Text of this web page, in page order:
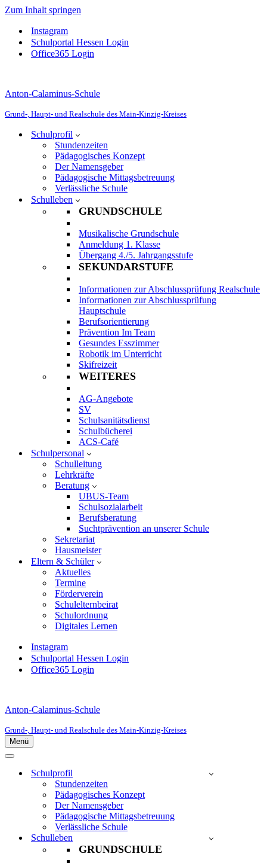
Zum Inhalt springen
Instagram
Schulportal Hessen Login
Office365 Login
Anton-Calaminus-Schule
Grund-, Haupt- und Realschule des Main-Kinzig-Kreises
Schulprofil
Stundenzeiten
Pädagogisches Konzept
Der Namensgeber
Pädagogische Mittagsbetreuung
Verlässliche Schule
Schulleben
GRUNDSCHULE
Musikalische Grundschule
Anmeldung 1. Klasse
Übergang 4./5. Jahrgangsstufe
SEKUNDARSTUFE
Informationen zur Abschlussprüfung Realschule
Informationen zur Abschlussprüfung
Hauptschule
Berufsorientierung
Prävention Im Team
Gesundes Esszimmer
Robotik im Unterricht
Skifreizeit
WEITERES
AG-Angebote
SV
Schulsanitätsdienst
Schulbücherei
ACS-Café
Schulpersonal
Schulleitung
Lehrkräfte
Beratung
UBUS-Team
Schulsozialarbeit
Berufsberatung
Suchtprävention an unserer Schule
Sekretariat
Hausmeister
Eltern & Schüler
Aktuelles
Termine
Förderverein
Schulelternbeirat
Schulordnung
Digitales Lernen
Instagram
Schulportal Hessen Login
Office365 Login
Anton-Calaminus-Schule
Grund-, Haupt- und Realschule des Main-Kinzig-Kreises
Menü
Navigationsmenü
Navigationsmenü
Schulprofil
Stundenzeiten
Pädagogisches Konzept
Der Namensgeber
Pädagogische Mittagsbetreuung
Verlässliche Schule
Schulleben
GRUNDSCHULE